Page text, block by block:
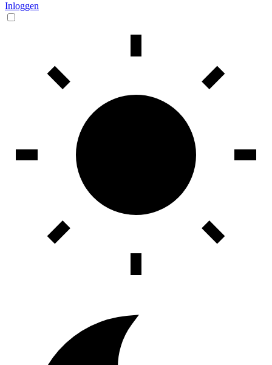
Inloggen